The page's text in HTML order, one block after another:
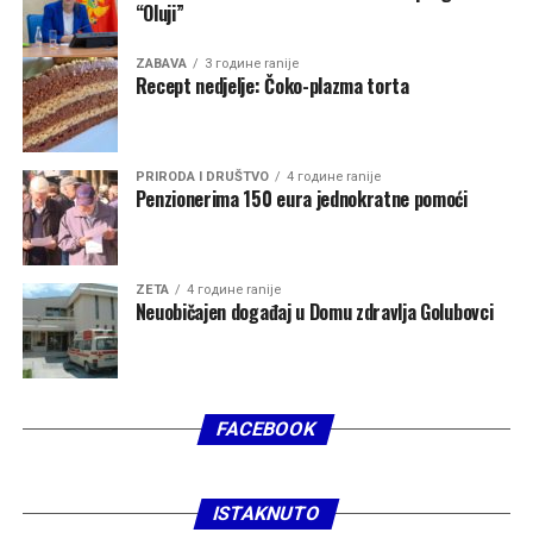
“Oluji”
ZABAVA 3 године ranije
Recept nedjelje: Čoko-plazma torta
PRIRODA I DRUŠTVO 4 године ranije
Penzionerima 150 eura jednokratne pomoći
ZETA 4 године ranije
Neuobičajen događaj u Domu zdravlja Golubovci
FACEBOOK
ISTAKNUTO